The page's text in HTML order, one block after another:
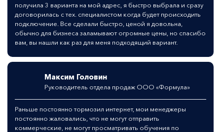
получила 3 варианта на мой адрес, я быстро выбрала и сразу
договорилась с тех. специалистом когда будет происходить
подключение. Все сделали быстро, ценой я довольна,
обычно для бизнеса заламывают огромные цены, но спасибо
вам, вы нашли как раз для меня подходящий вариант.
Максим Головин
Руководитель отдела продаж ООО «Формула»
Раньше постоянно тормозил интернет, мои менеджеры
постоянно жаловались, что не могут отправить
коммерческие, не могут просматривать обучения по